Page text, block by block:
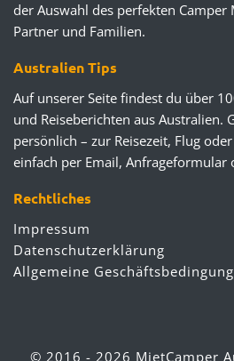
der Auswahl des perfekten Camper
Partner und Familien.
Australien Tips
Auf unserer Seite findest du über
und Reiseberichten aus Australien.
persönlich – zur Reisezeit, Flug
einfach per Email, Anfrageformular
Rechtliches
Impressum
Datenschutzerklärung
Allgemeine
© 2016 - 2026 MietCamper